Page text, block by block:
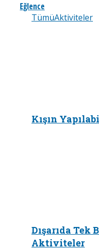
Eğlence
TümüAktiviteler
Kışın
Dışarıda Tek
Aktiviteler